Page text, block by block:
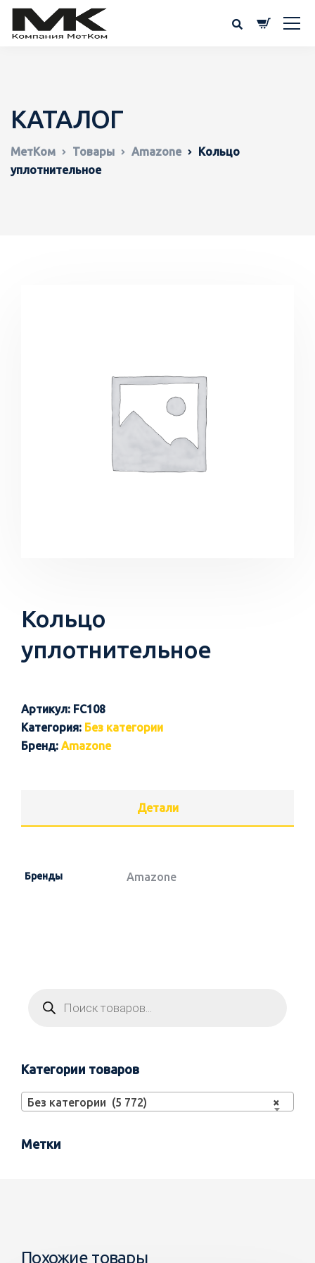
КАТАЛОГ
МетКом Товары Amazone
Кольцо
уплотнительное
Кольцо
уплотнительное
Артикул: FC108
Категория: Без категории
Бренд: Amazone
Детали
Бренды Amazone
Категории товаров
×
Без категории (5 772)
Метки
Похожие товары